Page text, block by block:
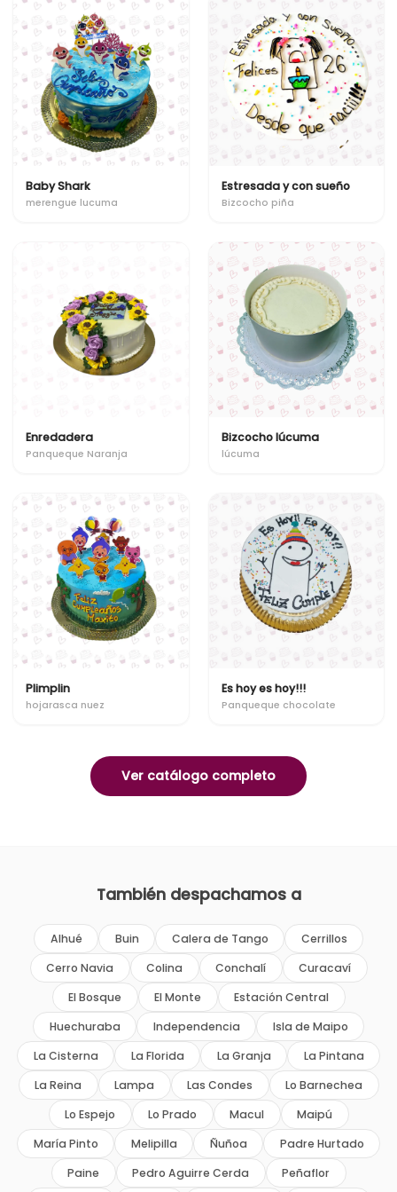
Baby Shark
merengue lucuma
Estresada y con sueño
Bizcocho piña
Enredadera
Panqueque Naranja
Bizcocho lúcuma
lúcuma
Plimplin
hojarasca nuez
Es hoy es hoy!!!
Panqueque chocolate
Ver catálogo completo
También despachamos a
Alhué Buin Calera de Tango
Cerrillos
Cerro Navia
Colina Conchalí
Curacaví
El Bosque
El Monte
Estación Central
Huechuraba
Independencia
Isla de Maipo
La Cisterna
La Florida La Granja
La Pintana
La Reina
Lampa Las Condes
Lo Barnechea
Lo Espejo
Lo Prado Macul
Maipú
María Pinto
Melipilla Ñuñoa
Padre Hurtado
Paine
Pedro Aguirre Cerda Peñaflor